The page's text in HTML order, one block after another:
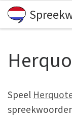
Skip to content
Speel